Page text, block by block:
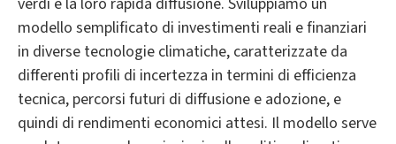
modello semplificato di investimenti reali e finanziari
in diverse tecnologie climatiche, caratterizzate da
differenti profili di incertezza in termini di efficienza
tecnica, percorsi futuri di diffusione e adozione, e
quindi di rendimenti economici attesi. Il modello serve